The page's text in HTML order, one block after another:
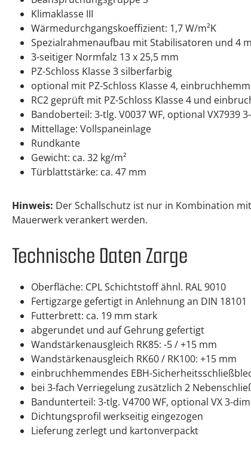
Klimaklasse III
Wärmedurchgangskoeffizient: 1,7 W/m²K
Spezialrahmenaufbau mit Stabilisatoren und 4
3-seitiger Normfalz 13 x 25,5 mm
PZ-Schloss Klasse 3 silberfarbig
optional mit PZ-Schloss Klasse 4,
RC2 geprüft mit PZ-Schloss Klasse 4 und
Bandoberteil: 3-tlg. V0037 WF, optional VX7939
Mittellage: Vollspaneinlage
Rundkante
Gewicht: ca. 32 kg/m²
Türblattstärke: ca. 47 mm
Hinweis: Der Schallschutz ist nur in Kombination
Mauerwerk verankert werden.
Technische Daten Zarge
Oberfläche: CPL Schichtstoff ähnl. RAL 9010
Fertigzarge gefertigt in Anlehnung an DIN 18101
Futterbrett: ca. 19 mm stark
abgerundet und auf Gehrung gefertigt
Wandstärkenausgleich RK85: -5 / +15 mm
Wandstärkenausgleich RK60 / RK100: +15 mm
einbruchhemmendes EBH-
bei 3-fach Verriegelung zusätzlich 2
Bandunterteil: 3-tlg. V4700 WF, optional VX 3-
Dichtungsprofil werkseitig eingezogen
Lieferung zerlegt und kartonverpackt